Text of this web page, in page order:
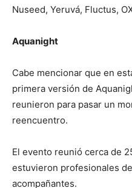
Nuseed, Yeruvá, Fluctus,
Aquanight
Cabe mencionar que en
primera versión de
reunieron para pasar un
reencuentro.
El evento reunió cerca de
estuvieron profesionales
acompañantes.